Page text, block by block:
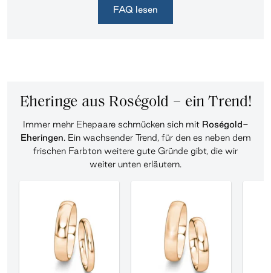
FAQ lesen
Eheringe aus Roségold – ein Trend!
Immer mehr Ehepaare schmücken sich mit Roségold-
Eheringen. Ein wachsender Trend, für den es neben dem
frischen Farbton weitere gute Gründe gibt, die wir
weiter unten erläutern.